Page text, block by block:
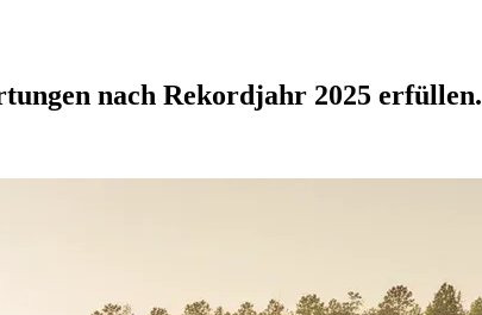
nach Rekordjahr 2025 erfüllen.